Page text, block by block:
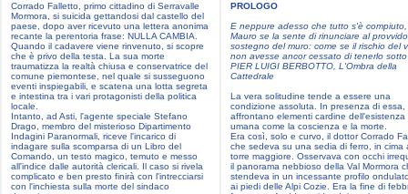
Corrado Falletto, primo cittadino di Serravalle
Mormora, si suicida gettandosi dal castello del
paese, dopo aver ricevuto una lettera anonima
recante la perentoria frase: NULLA CAMBIA.
Quando il cadavere viene rinvenuto, si scopre
che è privo della testa. La sua morte
traumatizza la realtà chiusa e conservatrice del
comune piemontese, nel quale si susseguono
eventi inspiegabili, e scatena una lotta segreta
e intestina tra i vari protagonisti della politica
locale.
Intanto, ad Asti, l'agente speciale Stefano
Drago, membro del misterioso Dipartimento
Indagini Paranormali, riceve l'incarico di
indagare sulla scomparsa di un Libro del
Comando, un testo magico, temuto e messo
all'indice dalle autorità clericali. Il caso si rivela
complicato e ben presto finirà con l'intrecciarsi
con l'inchiesta sulla morte del sindaco
PROLOGO
E neppure adesso che tutto s'è compiuto,
Mauro se la sente di rinunciare al provvido
sostegno del muro: come se il rischio del
non avesse ancor cessato di tenerlo
PIER LUIGI BERBOTTO, L'Ombra della
Cattedrale
La vera solitudine tende a essere una
condizione assoluta. In presenza di essa,
affrontano elementi cardine dell'esistenza
umana come la coscienza e la morte.
Era così, solo e curvo, il dottor Corrado
che sedeva su una sedia di ferro, in cima
torre maggiore. Osservava con occhi
il panorama nebbioso della Val Mormora
stendeva in un incessante profilo
ai piedi delle Alpi Cozie. Era la fine di